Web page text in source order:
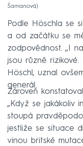
Šamanová
Podle Höschla se
a od začátku se
zodpovědnost. „I
jsou různě
Höschl, uznal
generál.
Zároveň
„Když se jakákoliv
stoupá
jestliže se situace
vinou britské